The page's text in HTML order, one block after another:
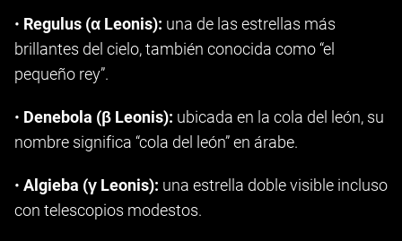
• Regulus (α Leonis): una de las estrellas más
brillantes del cielo, también conocida como “el
pequeño rey”.
• Denebola (β Leonis): ubicada en la cola del león, su
nombre significa “cola del león” en árabe.
• Algieba (γ Leonis): una estrella doble visible incluso
con telescopios modestos.